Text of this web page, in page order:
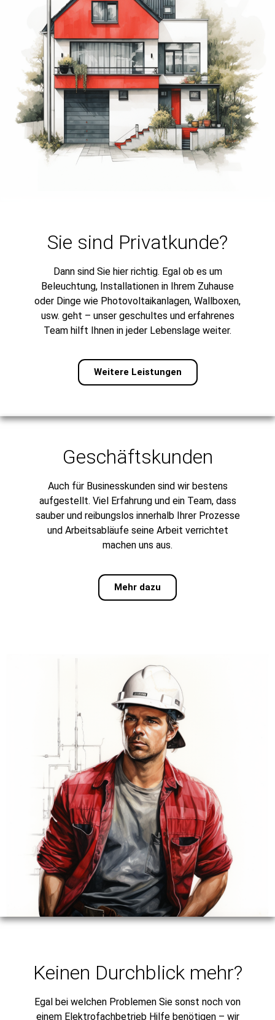
Sie sind Privatkunde?
Dann sind Sie hier richtig. Egal ob es um
Beleuchtung, Installationen in Ihrem Zuhause
oder Dinge wie Photovoltaikanlagen, Wallboxen,
usw. geht – unser geschultes und erfahrenes
Team hilft Ihnen in jeder Lebenslage weiter.
Weitere Leistungen
Geschäftskunden
Auch für Businesskunden sind wir bestens
aufgestellt. Viel Erfahrung und ein Team, dass
sauber und reibungslos innerhalb Ihrer Prozesse
und Arbeitsabläufe seine Arbeit verrichtet
machen uns aus.
Mehr dazu
Keinen Durchblick mehr?
Egal bei welchen Problemen Sie sonst noch von
einem Elektrofachbetrieb Hilfe benötigen – wir